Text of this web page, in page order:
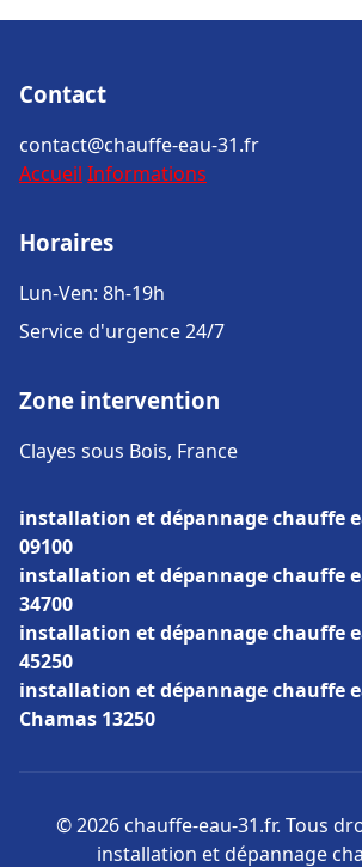
Contact
contact@chauffe-eau-31.fr
Accueil Informations
Horaires
Lun-Ven: 8h-19h
Service d'urgence 24/7
Zone intervention
Clayes sous Bois, France
installation et dépannage chauffe
09100
installation et dépannage chauffe
34700
installation et dépannage chauffe
45250
installation et dépannage chauffe
Chamas 13250
© 2026 chauffe-eau-31.fr. Tous
installation et dépannage